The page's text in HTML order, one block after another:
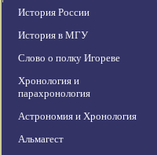
История России
История в МГУ
Слово о полку Игореве
Хронология и
парахронология
Астрономия и Хронология
Альмагест